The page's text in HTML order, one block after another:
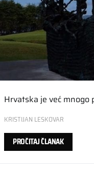
Hrvatska je već
KRISTIJAN LESKOVAR
PROČITAJ ČLANAK